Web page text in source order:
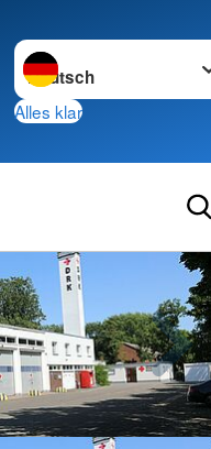
Sprache wechseln zu
Alles klar
Michael